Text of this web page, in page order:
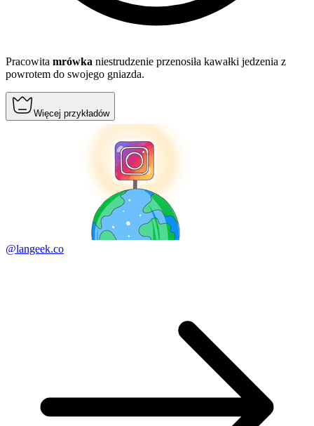
Pracowita mrówka niestrudzenie przenosiła kawałki jedzenia z
powrotem do swojego gniazda.
Więcej przykładów
@langeek.co